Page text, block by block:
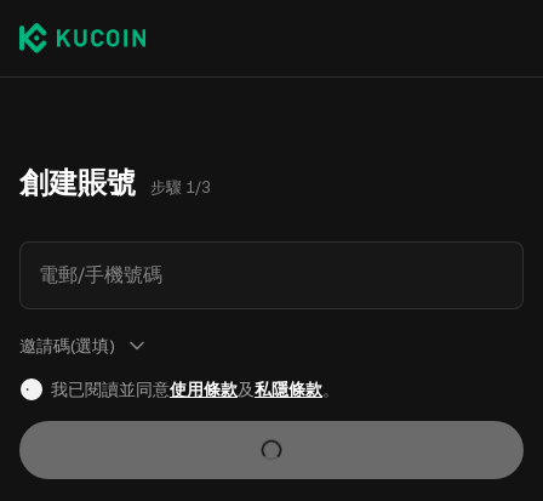
創建賬號 步驟 1/3
電郵/手機號碼
邀請碼(選填)
我已閱讀並同意使用條款及私隱條款。